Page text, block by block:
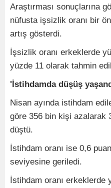
Araştırması sonuçlarına
nüfusta işsizlik oranı bir
artış gösterdi.
İşsizlik oranı erkeklerde
yüzde 11 olarak tahmin
'İstihdamda düşüş
Nisan ayında istihdam
göre 356 bin kişi azalarak
düştü.
İstihdam oranı ise 0,6
seviyesine geriledi.
İstihdam oranı erkeklerde